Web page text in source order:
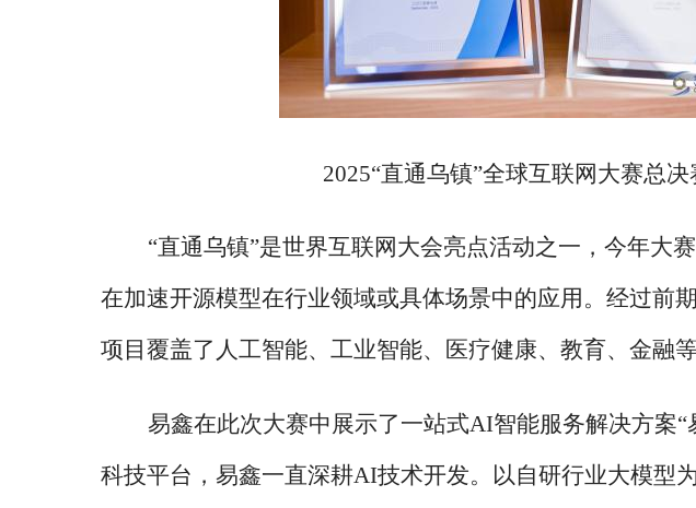
2025“直通乌镇”全球互联网大赛总
“直通乌镇”是世界互联网大会亮点活动之一，今年大
在加速开源模型在行业领域或具体场景中的应用。经过前
项目覆盖了人工智能、工业智能、医疗健康、教育、金融等
易鑫在此次大赛中展示了一站式AI智能服务解决方案
科技平台，易鑫一直深耕AI技术开发。以自研行业大模型